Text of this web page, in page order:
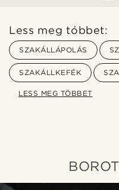
Less meg tóbbet:
SZAKÁLLÁPOLÁS
SZAKÁLLKEFÉK
LESS MEG TÖBBET